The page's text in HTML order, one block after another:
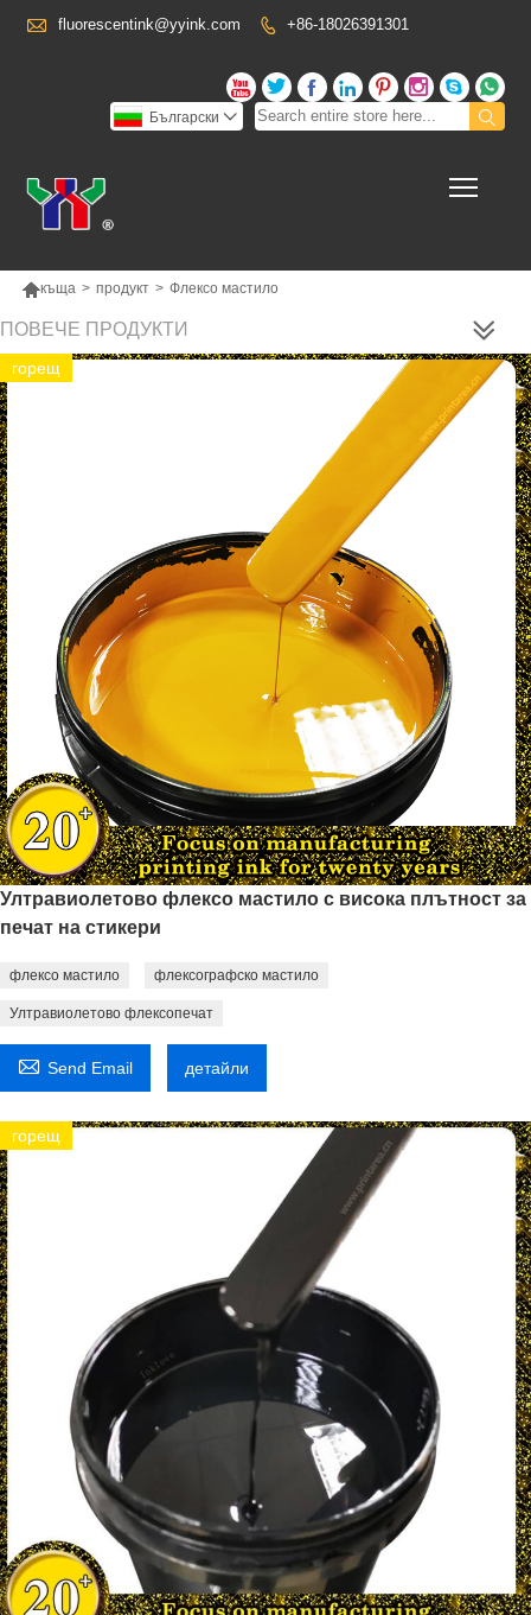
 fluorescentink@yyink.com  +86-18026391301
      


Български 
къща > продукт > Флексо мастило
ПОВЕЧЕ ПРОДУКТИ
горещ
Ултравиолетово флексо мастило с висока плътност за
печат на стикери
флексо мастило флексографско мастило
Ултравиолетово флексопечат
 Send Email детайли
горещ